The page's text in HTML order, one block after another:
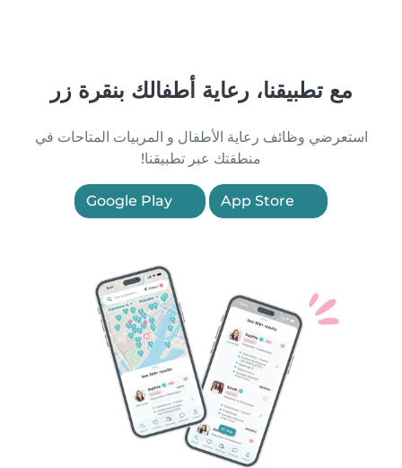
مع تطبيقنا، رعاية أطفالك بنقرة زر
استعرضي وظائف رعاية الأطفال و المربيات المتاحات في
منطقتك عبر تطبيقنا!